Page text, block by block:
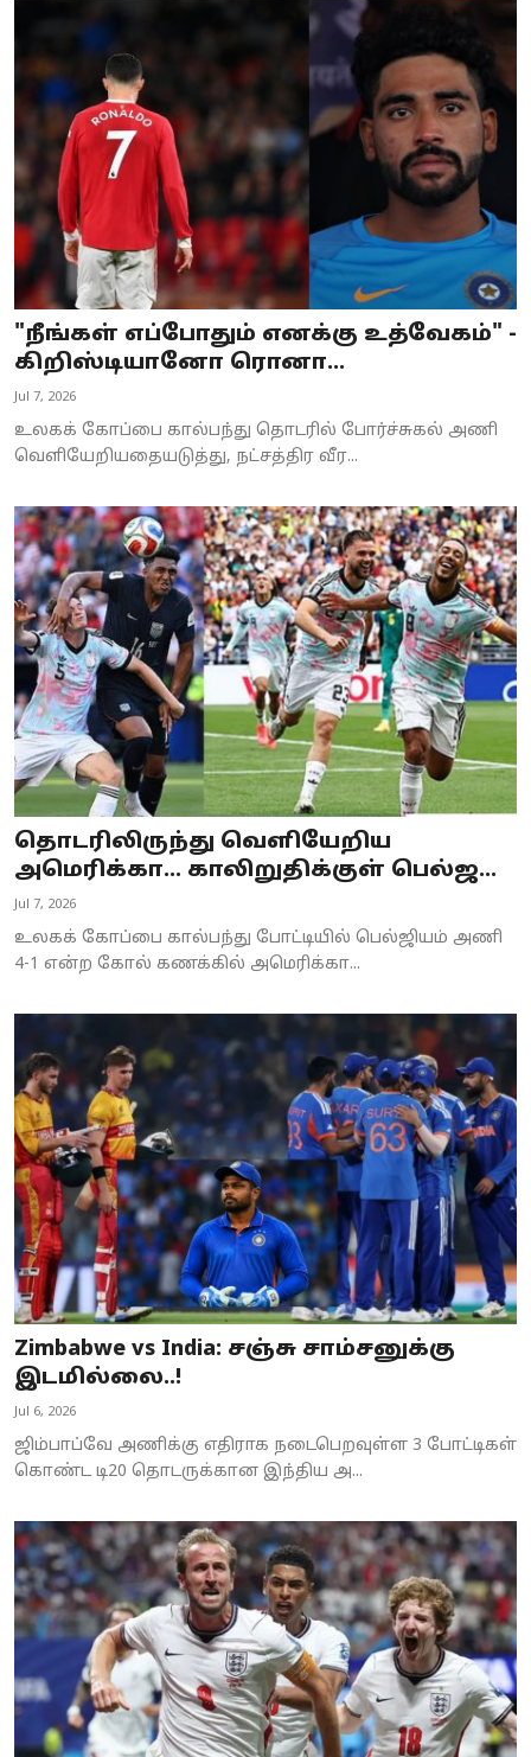
"நீங்கள் எப்போதும் எனக்கு உத்வேகம்" -
கிறிஸ்டியானோ ரொனா...
Jul 7, 2026
உலகக் கோப்பை கால்பந்து தொடரில் போர்ச்சுகல் அணி
வெளியேறியதையடுத்து, நட்சத்திர வீர...
தொடரிலிருந்து வெளியேறிய
அமெரிக்கா… காலிறுதிக்குள் பெல்ஜ...
Jul 7, 2026
உலகக் கோப்பை கால்பந்து போட்டியில் பெல்ஜியம் அணி
4-1 என்ற கோல் கணக்கில் அமெரிக்கா...
Zimbabwe vs India: சஞ்சு சாம்சனுக்கு
இடமில்லை..!
Jul 6, 2026
ஜிம்பாப்வே அணிக்கு எதிராக நடைபெறவுள்ள 3 போட்டிகள்
கொண்ட டி20 தொடருக்கான இந்திய அ...